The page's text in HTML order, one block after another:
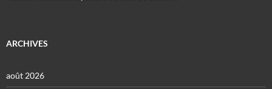
ARCHIVES
août 2026